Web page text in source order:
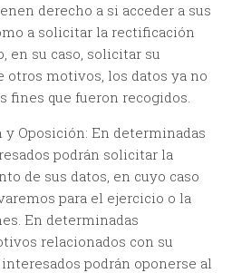
derecho a si acceder a sus
a solicitar la rectificación
en su caso, solicitar su
otros motivos, los datos ya no
fines que fueron recogidos.
y Oposición: En determinadas
podrán solicitar la
de sus datos, en cuyo caso
para el ejercicio o la
En determinadas
relacionados con su
podrán oponerse al